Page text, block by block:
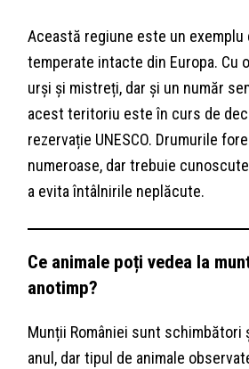
Această regiune este un exemplu
temperate intacte din Europa. Cu
urși și mistreți, dar și un număr
acest teritoriu este în curs de
rezervație UNESCO. Drumurile
numeroase, dar trebuie
a evita întâlnirile neplăcute.
Ce animale poți vedea la
anotimp?
Munții României sunt schimbători
anul, dar tipul de animale